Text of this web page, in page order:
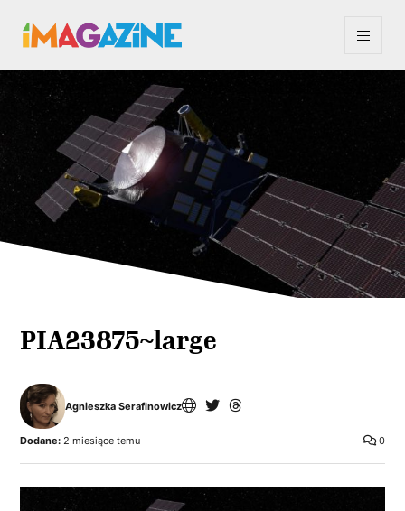
PIA23875~large
Agnieszka Serafinowicz
0
Dodane: 2 miesiące temu